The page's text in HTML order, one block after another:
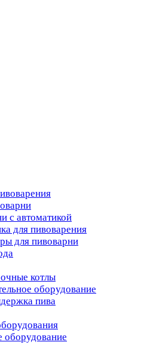
с автоматикой
для пивоварения
для пивоварни
котлы
оборудование
пива
оборудование